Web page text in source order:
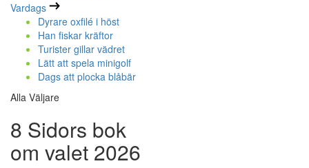
Vardags
Dyrare oxfilé i höst
Han fiskar kräftor
Turister gillar vädret
Lätt att spela minigolf
Dags att plocka blåbär
Alla Väljare
8 Sidors bok
om valet 2026